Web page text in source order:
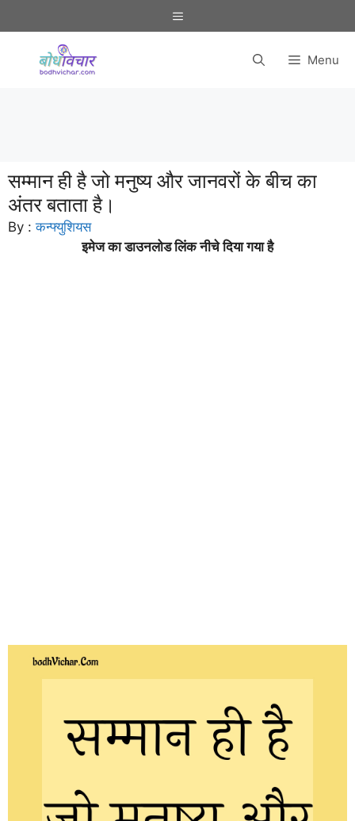
to
Menu
Menu
सम्मान ही है जो मनुष्य और जानवरों के बीच का
अंतर बताता है।
By :कन्फ्युशियस
इमेज का डाउनलोड लिंक नीचे दिया गया है